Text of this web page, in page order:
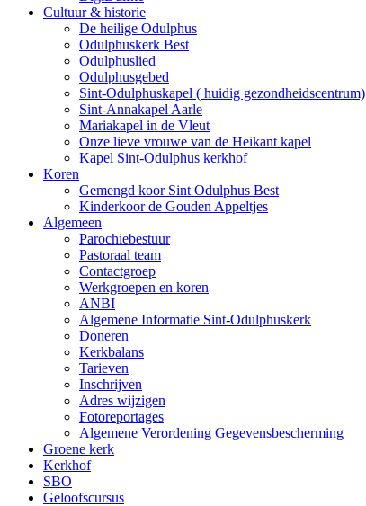
Cultuur & historie
De heilige Odulphus
Odulphuskerk Best
Odulphuslied
Odulphusgebed
Sint-Odulphuskapel ( huidig gezondheidscentrum)
Sint-Annakapel Aarle
Mariakapel in de Vleut
Onze lieve vrouwe van de Heikant kapel
Kapel Sint-Odulphus kerkhof
Koren
Gemengd koor Sint Odulphus Best
Kinderkoor de Gouden Appeltjes
Algemeen
Parochiebestuur
Pastoraal team
Contactgroep
Werkgroepen en koren
ANBI
Algemene Informatie Sint-Odulphuskerk
Doneren
Kerkbalans
Tarieven
Inschrijven
Adres wijzigen
Fotoreportages
Algemene Verordening Gegevensbescherming
Groene kerk
Kerkhof
SBO
Geloofscursus